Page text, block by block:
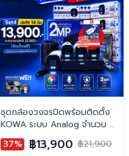
ชุดกล้องวงจรปิดพร้อมติดตั้ง
KOWA ระบบ Analog จำนวน 4
ตัว ความคมชัด 2MP บันทึกภาพ
พร้อมเสียง
37% ฿13,900 ฿21,900